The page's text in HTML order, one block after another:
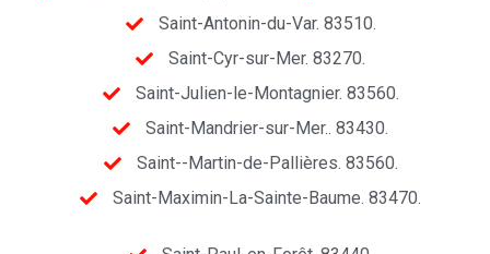
Saint-Antonin-du-Var. 83510.
Saint-Cyr-sur-Mer. 83270.
Saint-Julien-le-Montagnier. 83560.
Saint-Mandrier-sur-Mer.. 83430.
Saint--Martin-de-Pallières. 83560.
Saint-Maximin-La-Sainte-Baume. 83470.